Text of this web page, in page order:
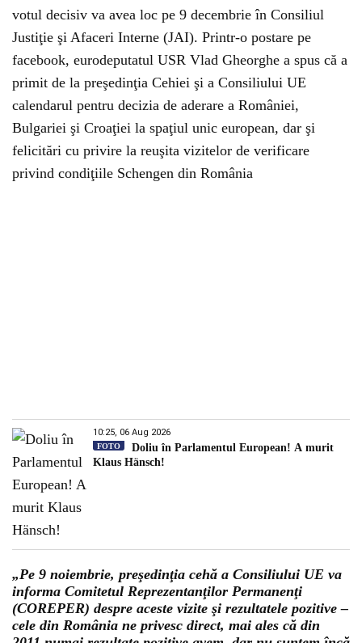
votul decisiv va avea loc pe 9 decembrie în Consiliul
Justiţie şi Afaceri Interne (JAI). Printr-o postare pe
facebook, eurodeputatul USR Vlad Gheorghe a spus că a
primit de la preşedinţia Cehiei şi a Consiliului UE
calendarul pentru decizia de aderare a României,
Bulgariei şi Croaţiei la spaţiul unic european, dar şi
felicitări cu privire la reuşita vizitelor de verificare
privind condiţiile Schengen din România
10:25, 06 Aug 2026
FOTO
Doliu în Parlamentul European! A murit
Klaus Hänsch!
„Pe 9 noiembrie, preşedinţia cehă a Consiliului UE va
informa Comitetul Reprezentanţilor Permanenţi
(COREPER) despre aceste vizite şi rezultatele pozitive –
cele din România ne privesc direct, mai ales că din